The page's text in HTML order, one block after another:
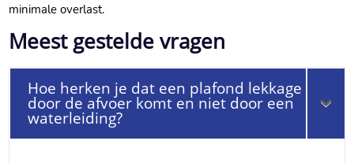
minimale overlast.​
Meest gestelde vragen
Hoe herken je dat een plafond lekkage
door de afvoer komt en niet door een
waterleiding?